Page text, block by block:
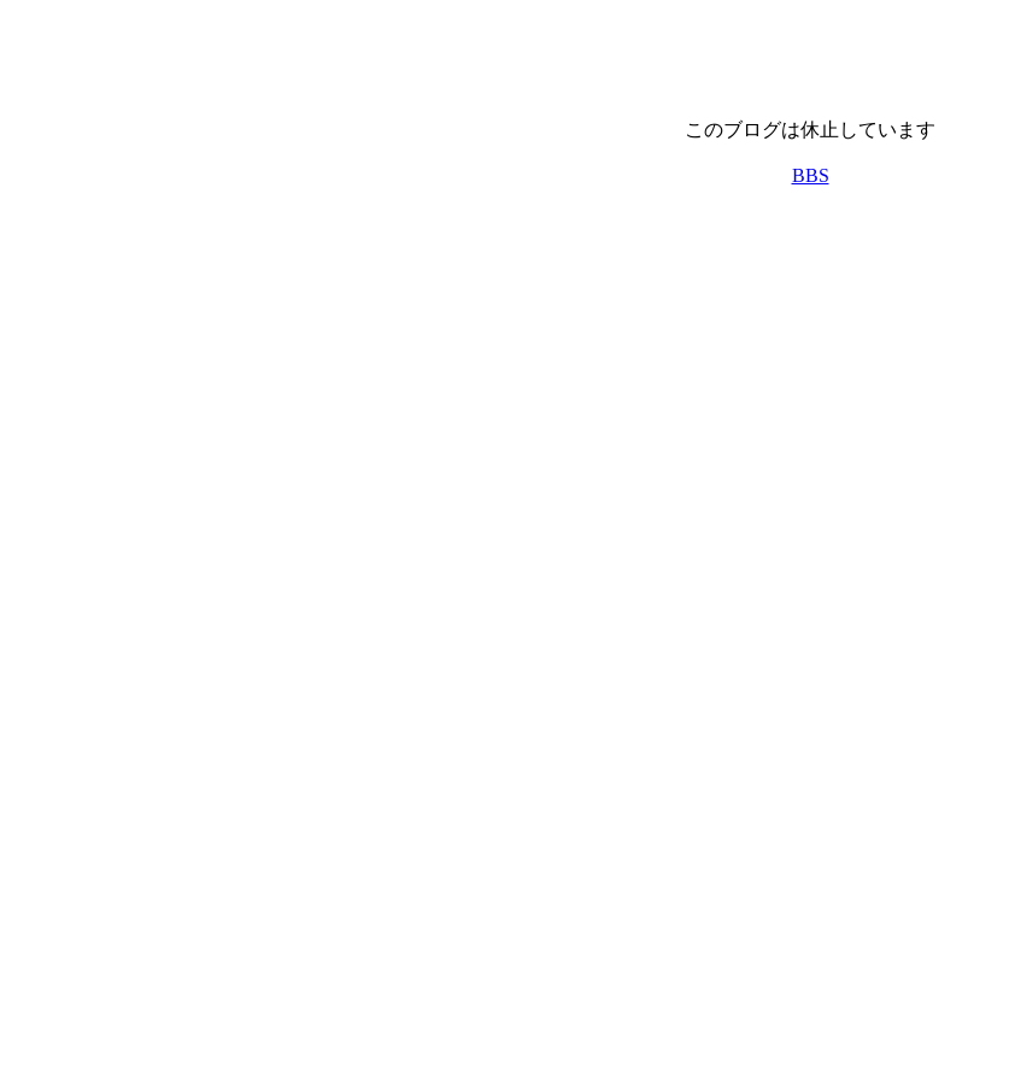
このブログは休止しています
BBS